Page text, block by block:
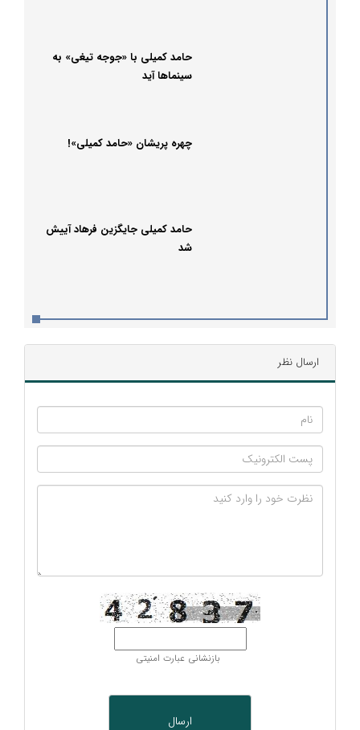
حامد کمیلی با «جوجه تیغی» به
سینماها آید
چهره پریشان «حامد کمیلی»!
حامد کمیلی جایگزین فرهاد آییش
شد
ارسال نظر
بازنشانی عبارت امنیتی